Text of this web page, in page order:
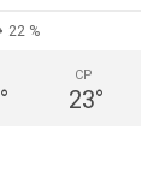
22 %
°
СР
23°